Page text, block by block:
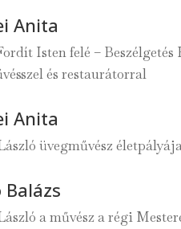
Anita
Isten felé –
és restaurátorral
Anita
üvegművész
Balázs
a művész a régi